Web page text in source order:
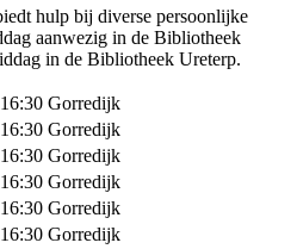
hulp bij diverse persoonlijke
aanwezig in de Bibliotheek
in de Bibliotheek Ureterp.
Gorredijk
Gorredijk
Gorredijk
Gorredijk
Gorredijk
Gorredijk